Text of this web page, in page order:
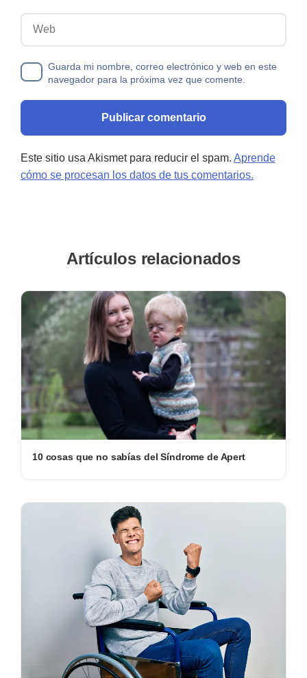
Guarda mi nombre, correo electrónico y web en este
navegador para la próxima vez que comente.
Este sitio usa Akismet para reducir el spam. Aprende
cómo se procesan los datos de tus comentarios.
Artículos relacionados
10 cosas que no sabías del Síndrome de Apert